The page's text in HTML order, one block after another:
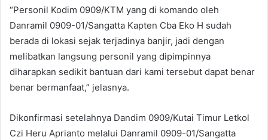
“Personil Kodim 0909/KTM yang di komando oleh
Danramil 0909-01/Sangatta Kapten Cba Eko H sudah
berada di lokasi sejak terjadinya banjir, jadi dengan
melibatkan langsung personil yang dipimpinnya
diharapkan sedikit bantuan dari kami tersebut dapat benar
benar bermanfaat,” jelasnya.
Dikonfirmasi setelahnya Dandim 0909/Kutai Timur Letkol
Czi Heru Aprianto melalui Danramil 0909-01/Sangatta